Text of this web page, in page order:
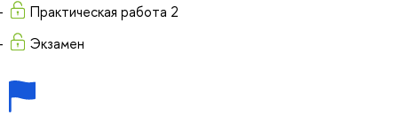
Практическая работа 2
Экзамен